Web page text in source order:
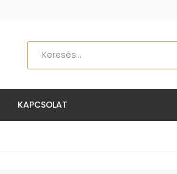
Keresés
KAPCSOLAT